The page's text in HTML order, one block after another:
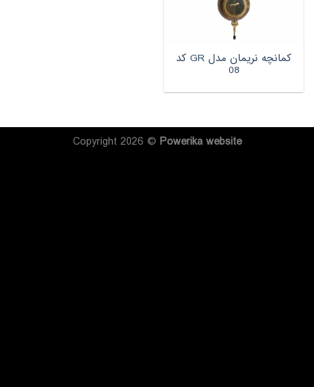
کمانچه نریمان مدل GR کد
08
Copyright 2026 © Powerikawebsite